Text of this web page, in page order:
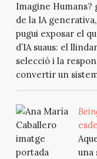
Imagine Humans?
de la IA
pugui exposar el
d’IA suaus: el
selecció i la
convertir un
una